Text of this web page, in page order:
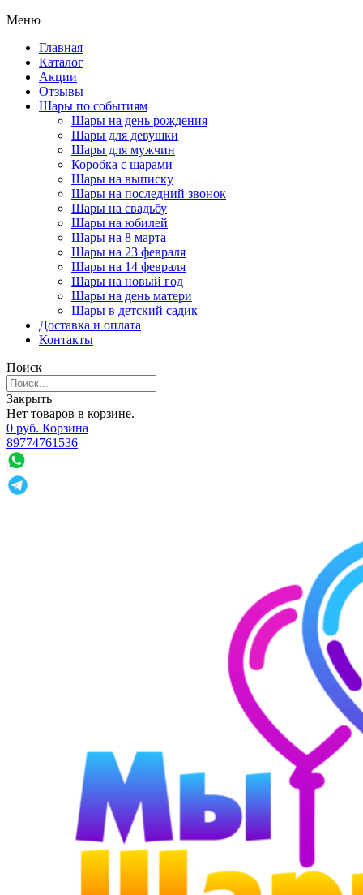
Меню
Главная
Каталог
Акции
Отзывы
Шары по событиям
Шары на день рождения
Шары для девушки
Шары для мужчин
Коробка с шарами
Шары на выписку
Шары на последний звонок
Шары на свадьбу
Шары на юбилей
Шары на 8 марта
Шары на 23 февраля
Шары на 14 февраля
Шары на новый год
Шары на день матери
Шары в детский садик
Доставка и оплата
Контакты
Поиск
Закрыть
Нет товаров в корзине.
0 руб. Корзина
89774761536